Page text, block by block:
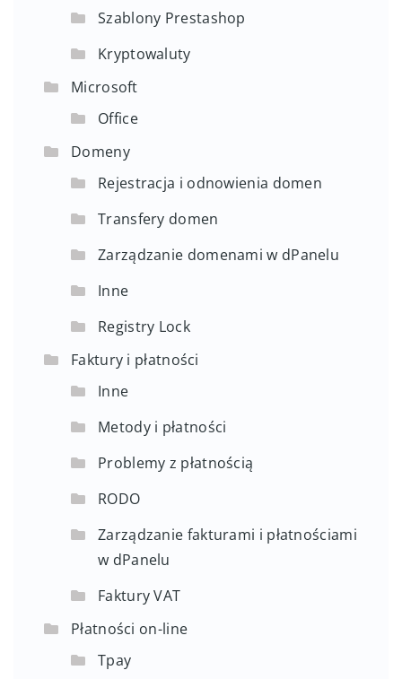
Szablony Prestashop
Kryptowaluty
Microsoft
Office
Domeny
Rejestracja i odnowienia domen
Transfery domen
Zarządzanie domenami w dPanelu
Inne
Registry Lock
Faktury i płatności
Inne
Metody i płatności
Problemy z płatnością
RODO
Zarządzanie fakturami i płatnościami
w dPanelu
Faktury VAT
Płatności on-line
Tpay